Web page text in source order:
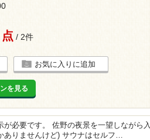
/ 2件
お気に入りに追加
を見る
必要です。 佐野の夜景を一望しながら入
りませんけど) サウナはセルフ…